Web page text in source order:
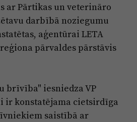
Ētikas kodekss
Lietošanas noteikumi
Pārredzamības paziņojumi
ar Pārtikas un veterināro
darbībā noziegumu
aģentūrai LETA
pārvaldes pārstāvis
brīvība" iesniedza VP
ir konstatējama cietsirdīga
saistībā ar